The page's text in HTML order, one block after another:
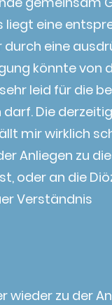
liegt eine
eine
könnte
leid für die
Die
mir wirklich
Anliegen zu
oder an die
Verständnis
wieder zu der